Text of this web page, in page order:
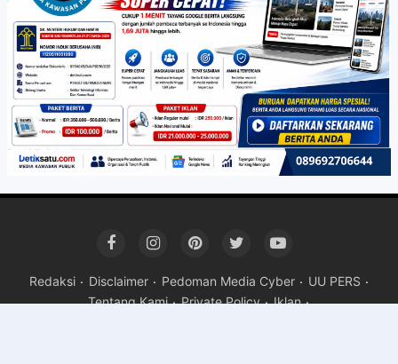
Redaksi Disclaimer Pedoman Media Cyber
UU PERS
Tentang Kami
Private Policy Iklan